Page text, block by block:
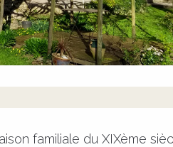
familiale du XIXème